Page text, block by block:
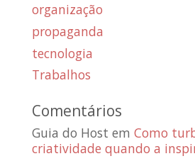
organização
propaganda
tecnologia
Trabalhos
Comentários
Guia do Host em Como
criatividade quando a